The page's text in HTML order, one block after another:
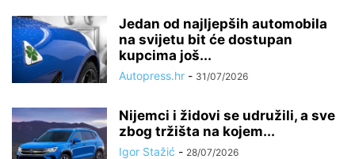
Jedan od najljepših automobila
na svijetu bit će dostupan
kupcima još...
Autopress.hr - 31/07/2026
Nijemci i židovi se udružili, a sve
zbog tržišta na kojem...
Igor Stažić - 28/07/2026